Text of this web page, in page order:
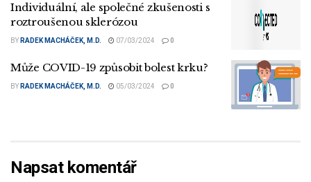
Individuální, ale společné zkušenosti s
roztroušenou sklerózou
BY RADEK MACHÁČEK, M.D. 07/03/2024 0
Může COVID-19 způsobit bolest krku?
BY RADEK MACHÁČEK, M.D. 05/03/2024 0
Napsat komentář